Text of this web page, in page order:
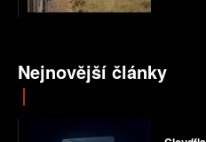
Nejnovější články